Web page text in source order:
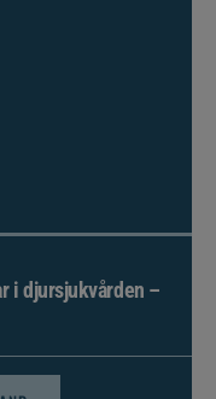
i djursjukvården –